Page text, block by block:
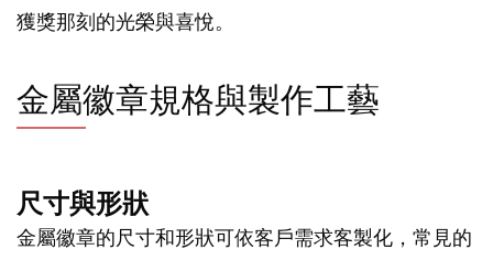
獲獎那刻的光榮與喜悅。
金屬徽章規格與製作工藝
尺寸與形狀
金屬徽章的尺寸和形狀可依客戶需求客製化，常見的